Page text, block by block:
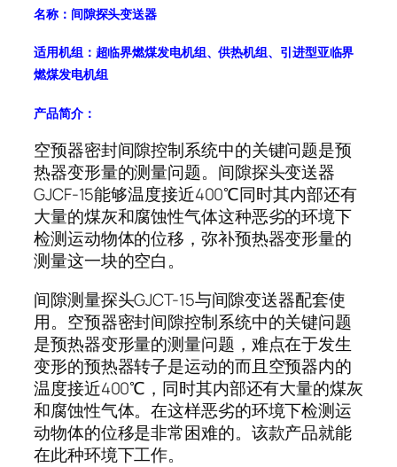
名称：间隙探头变送器
适用机组：超临界燃煤发电机组、供热机组、引进型亚临界
燃煤发电机组
产品简介：
空预器密封间隙控制系统中的关键问题是预
热器变形量的测量问题。间隙探头变送器
GJCF-15能够温度接近400℃同时其内部还有
大量的煤灰和腐蚀性气体这种恶劣的环境下
检测运动物体的位移，弥补预热器变形量的
测量这一块的空白。
间隙测量探头GJCT-15与间隙变送器配套使
用。空预器密封间隙控制系统中的关键问题
是预热器变形量的测量问题，难点在于发生
变形的预热器转子是运动的而且空预器内的
温度接近400℃，同时其内部还有大量的煤灰
和腐蚀性气体。在这样恶劣的环境下检测运
动物体的位移是非常困难的。该款产品就能
在此种环境下工作。